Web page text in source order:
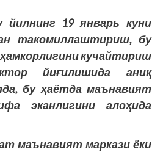
йилнинг 19 январь куни
такомиллаштириш, бу
кучайтириш
йиғилишида аниқ
бу ҳаётда маънавият
эканлигини алоҳида
маънавият маркази ёки